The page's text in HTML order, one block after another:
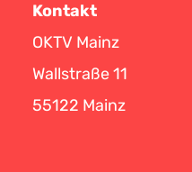
Kontakt
OKTV Mainz
Wallstraße 11
55122 Mainz